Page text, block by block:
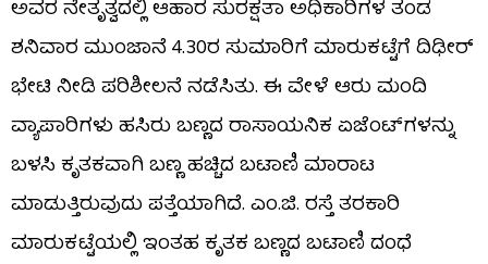
ಅವರ ನೇತೃತ್ವದಲ್ಲಿ ಆಹಾರ ಸುರಕ್ಷತಾ ಅಧಿಕಾರಿಗಳ ತಂಡ
ಶನಿವಾರ ಮುಂಜಾನೆ 4.30ರ ಸುಮಾರಿಗೆ ಮಾರುಕಟ್ಟೆಗೆ ದಿಢೀರ್
ಭೇಟಿ ನೀಡಿ ಪರಿಶೀಲನೆ ನಡೆಸಿತು. ಈ ವೇಳೆ ಆರು ಮಂದಿ
ವ್ಯಾಪಾರಿಗಳು ಹಸಿರು ಬಣ್ಣದ ರಾಸಾಯನಿಕ ಏಜೆಂಟ್‌ಗಳನ್ನು
ಬಳಸಿ ಕೃತಕವಾಗಿ ಬಣ್ಣ ಹಚ್ಚಿದ ಬಟಾಣಿ ಮಾರಾಟ
ಮಾಡುತ್ತಿರುವುದು ಪತ್ತೆಯಾಗಿದೆ. ಎಂ.ಜಿ. ರಸ್ತೆ ತರಕಾರಿ
ಮಾರುಕಟ್ಟೆಯಲ್ಲಿ ಇಂತಹ ಕೃತಕ ಬಣ್ಣದ ಬಟಾಣಿ ದಂಧೆ